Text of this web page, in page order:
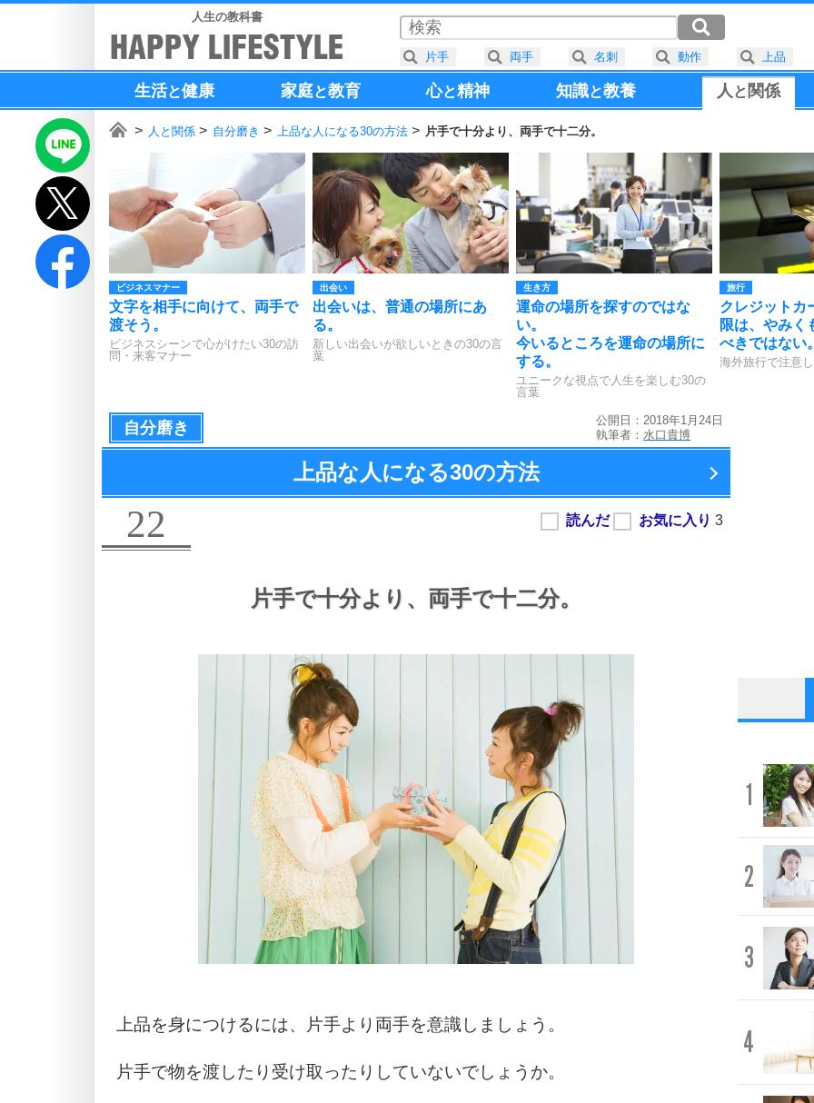
人生の教科書
生活と健康 家庭と教育 心と精神 知識と教養 人と 関係
人と関係 自分磨き 上品な人になる30の方法 片手で十分より、両手で十二分。
ビジネスマナー
文字を相手に向けて、両手で
渡そう。
ビジネスシーンで心がけたい30の訪
問・来客マナー
出会い
出会いは、普通の場所にあ
る。
新しい出会いが欲しいときの30の言
葉
生き方
運命の場所を探すのではな
い。
今いるところを運命の場所に
する。
ユニークな視点で人生を楽しむ30の
言葉
旅行
クレジットカ
限は、やみく
べきではない。
海外旅行で注意
自分磨き
公開日：2018年1月24日
執筆者： 水口貴博
上品な人になる30の方法
22
片手で十分より、 両手で十二分。
上品を身につけるには、片手より両手を意識しましょう。
片手で物を渡したり受け取ったりしていないでしょうか。
1
2
3
4
片手 両手 名刺 動作 上品